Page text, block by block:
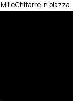
in piazza